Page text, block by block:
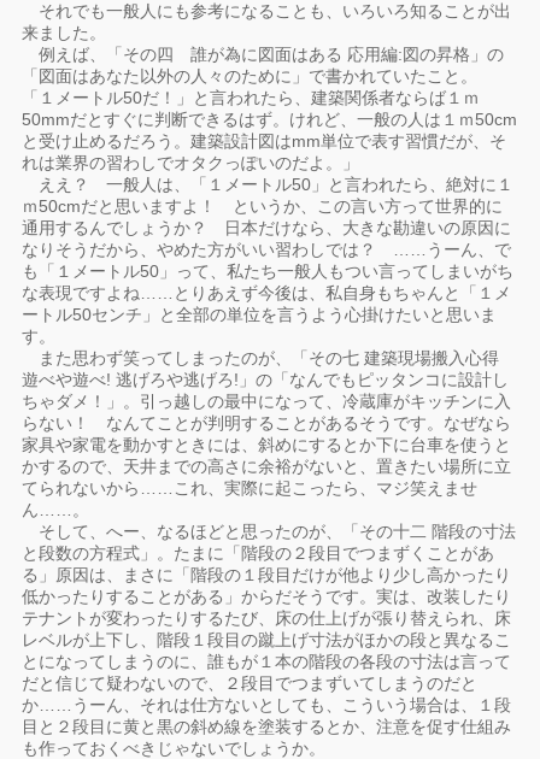
それでも一般人にも参考になることも、いろいろ知ることが出
来ました。
例えば、「その四 誰が為に図面はある 応用編:図の昇格」の
「図面はあなた以外の人々のために」で書かれていたこと。
「１メートル50だ！」と言われたら、建築関係者ならば１ｍ
50mmだとすぐに判断できるはず。けれど、一般の人は１ｍ50cm
と受け止めるだろう。建築設計図はmm単位で表す習慣だが、そ
れは業界の習わしでオタクっぽいのだよ。」
ええ？ 一般人は、「１メートル50」と言われたら、絶対に１
ｍ50cmだと思いますよ！ というか、この言い方って世界的に
通用するんでしょうか？ 日本だけなら、大きな勘違いの原因に
なりそうだから、やめた方がいい習わしでは？ ……うーん、で
も「１メートル50」って、私たち一般人もつい言ってしまいがち
な表現ですよね……とりあえず今後は、私自身もちゃんと「１メ
ートル50センチ」と全部の単位を言うよう心掛けたいと思いま
す。
また思わず笑ってしまったのが、「その七 建築現場搬入心得
遊べや遊べ! 逃げろや逃げろ!」の「なんでもピッタンコに設計し
ちゃダメ！」。引っ越しの最中になって、冷蔵庫がキッチンに入
らない！ なんてことが判明することがあるそうです。なぜなら
家具や家電を動かすときには、斜めにするとか下に台車を使うと
かするので、天井までの高さに余裕がないと、置きたい場所に立
てられないから……これ、実際に起こったら、マジ笑えませ
ん……。
そして、へー、なるほどと思ったのが、「その十二 階段の寸法
と段数の方程式」。たまに「階段の２段目でつまずくことがあ
る」原因は、まさに「階段の１段目だけが他より少し高かったり
低かったりすることがある」からだそうです。実は、改装したり
テナントが変わったりするたび、床の仕上げが張り替えられ、床
レベルが上下し、階段１段目の蹴上げ寸法がほかの段と異なるこ
とになってしまうのに、誰もが１本の階段の各段の寸法は言って
だと信じて疑わないので、２段目でつまずいてしまうのだと
か……うーん、それは仕方ないとしても、こういう場合は、１段
目と２段目に黄と黒の斜め線を塗装するとか、注意を促す仕組み
も作っておくべきじゃないでしょうか。